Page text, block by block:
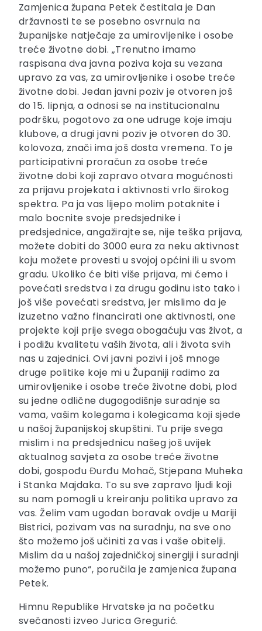
Zamjenica župana Petek čestitala je Dan
državnosti te se posebno osvrnula na
županijske natječaje za umirovljenike i osobe
treće životne dobi. „Trenutno imamo
raspisana dva javna poziva koja su vezana
upravo za vas, za umirovljenike i osobe treće
životne dobi. Jedan javni poziv je otvoren još
do 15. lipnja, a odnosi se na institucionalnu
podršku, pogotovo za one udruge koje imaju
klubove, a drugi javni poziv je otvoren do 30.
kolovoza, znači ima još dosta vremena. To je
participativni proračun za osobe treće
životne dobi koji zapravo otvara mogućnosti
za prijavu projekata i aktivnosti vrlo širokog
spektra. Pa ja vas lijepo molim potaknite i
malo bocnite svoje predsjednike i
predsjednice, angažirajte se, nije teška prijava,
možete dobiti do 3000 eura za neku aktivnost
koju možete provesti u svojoj općini ili u svom
gradu. Ukoliko će biti više prijava, mi ćemo i
povećati sredstva i za drugu godinu isto tako i
još više povećati sredstva, jer mislimo da je
izuzetno važno financirati one aktivnosti, one
projekte koji prije svega obogaćuju vas život, a
i podižu kvalitetu vaših života, ali i života svih
nas u zajednici. Ovi javni pozivi i još mnoge
druge politike koje mi u Županiji radimo za
umirovljenike i osobe treće životne dobi, plod
su jedne odlične dugogodišnje suradnje sa
vama, vašim kolegama i kolegicama koji sjede
u našoj županijskoj skupštini. Tu prije svega
mislim i na predsjednicu našeg još uvijek
aktualnog savjeta za osobe treće životne
dobi, gospođu Đurđu Mohač, Stjepana Muheka
i Stanka Majdaka. To su sve zapravo ljudi koji
su nam pomogli u kreiranju politika upravo za
vas. Želim vam ugodan boravak ovdje u Mariji
Bistrici, pozivam vas na suradnju, na sve ono
što možemo još učiniti za vas i vaše obitelji.
Mislim da u našoj zajedničkoj sinergiji i suradnji
možemo puno“, poručila je zamjenica župana
Petek.
Himnu Republike Hrvatske ja na početku
svečanosti izveo Jurica Gregurić.